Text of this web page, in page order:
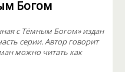
Богом
с Тёмным Богом» издан
серии. Автор говорит
можно читать как